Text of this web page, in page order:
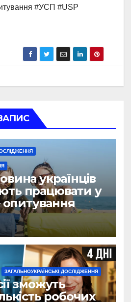
#УСП #USP
українців
працювати у
опитування
ЗАГАЛЬНОУКРАЇНСЬКІ ДОСЛІДЖЕННЯ
зможуть
робочих